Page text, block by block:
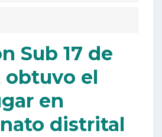
Sub 17 de
obtuvo el
en
distrital